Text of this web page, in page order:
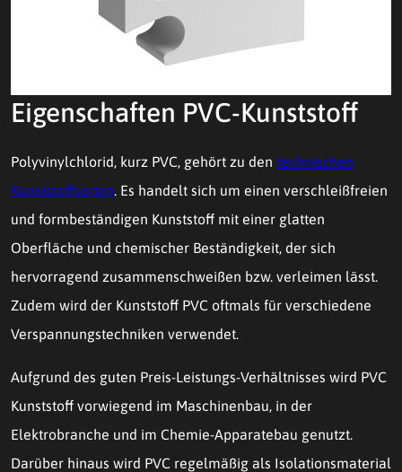
Eigenschaften PVC-Kunststoff
Polyvinylchlorid, kurz PVC, gehört zu den technischen
Kunststoffsorten. Es handelt sich um einen verschleißfreien
und formbeständigen Kunststoff mit einer glatten
Oberfläche und chemischer Beständigkeit, der sich
hervorragend zusammenschweißen bzw. verleimen lässt.
Zudem wird der Kunststoff PVC oftmals für verschiedene
Verspannungstechniken verwendet.
Aufgrund des guten Preis-Leistungs-Verhältnisses wird PVC
Kunststoff vorwiegend im Maschinenbau, in der
Elektrobranche und im Chemie-Apparatebau genutzt.
Darüber hinaus wird PVC regelmäßig als Isolationsmaterial